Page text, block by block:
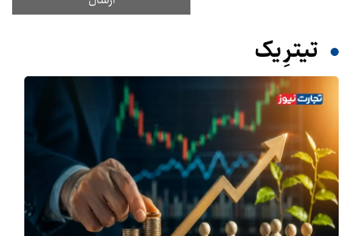
تیترِ یک